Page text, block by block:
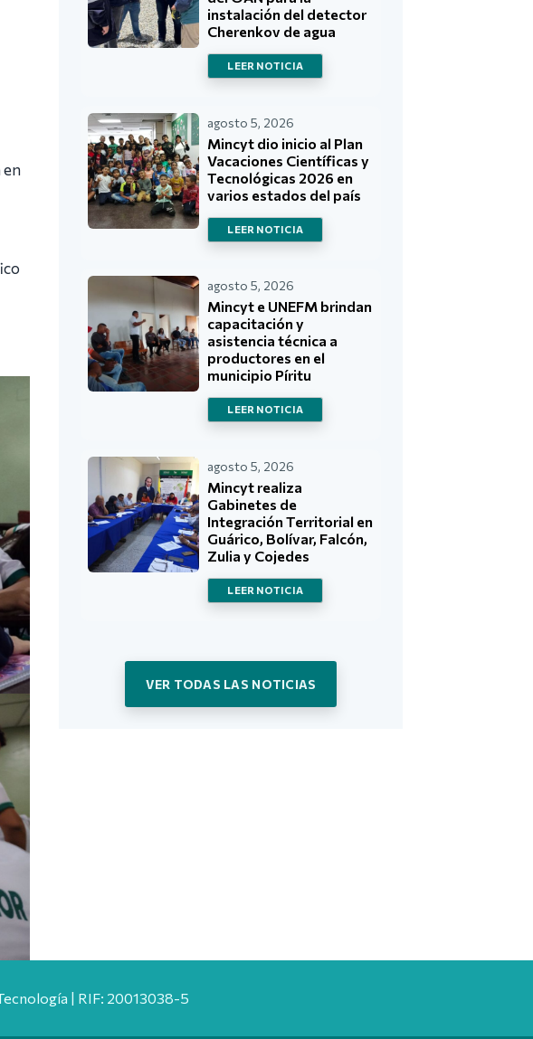
en
instalación del detector
Cherenkov de agua
LEER NOTICIA
agosto 5, 2026
Mincyt dio inicio al Plan
Vacaciones Científicas y
Tecnológicas 2026 en
varios estados del país
LEER NOTICIA
agosto 5, 2026
Mincyt e UNEFM brindan
capacitación y
asistencia técnica a
productores en el
municipio Píritu
LEER NOTICIA
agosto 5, 2026
Mincyt realiza
Gabinetes de
Integración Territorial en
Guárico, Bolívar, Falcón,
Zulia y Cojedes
LEER NOTICIA
VER TODAS LAS NOTICIAS
| RIF: 20013038-5